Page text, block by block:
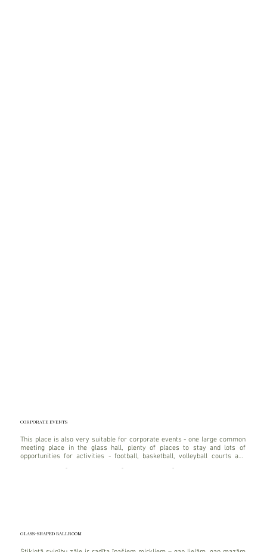
CORPORATE EVENTS
This place is also very suitable for corporate events - one large common
meeting place in the glass hall, plenty of places to stay and lots of
opportunities for activities - football, basketball, volleyball courts and
- - -
-
GLASS-SHAPED BALLROOM